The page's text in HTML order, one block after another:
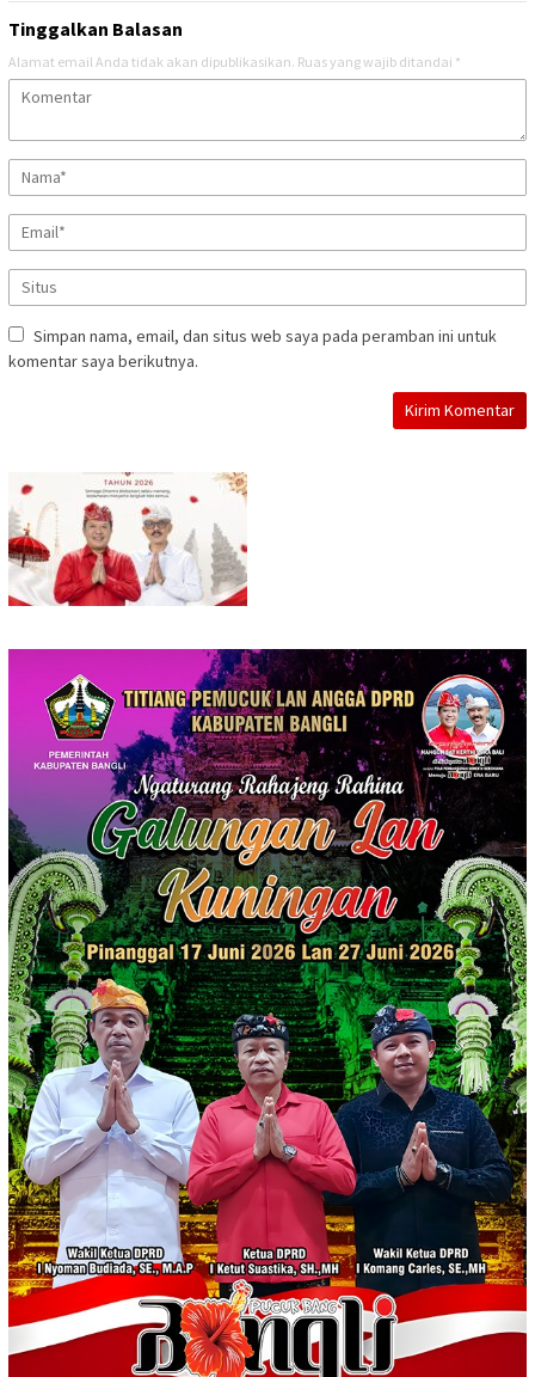
Tinggalkan Balasan
Alamat email Anda tidak akan dipublikasikan. Ruas yang wajib ditandai *
Simpan nama, email, dan situs web saya pada peramban ini untuk
komentar saya berikutnya.